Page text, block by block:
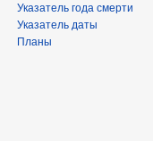
Указатель года смерти
Указатель даты
Планы